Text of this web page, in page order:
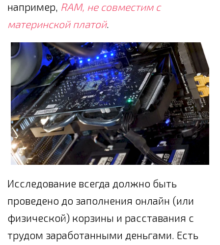
например, RAM, не совместим с
материнской платой.
Исследование всегда должно быть
проведено до заполнения онлайн (или
физической) корзины и расставания с
трудом заработанными деньгами. Есть